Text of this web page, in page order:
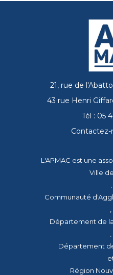
21, rue de
43 rue Henri
Tél : 05
Contactez-
L'APMAC est une
Ville
Communauté
Département de
Département
Région